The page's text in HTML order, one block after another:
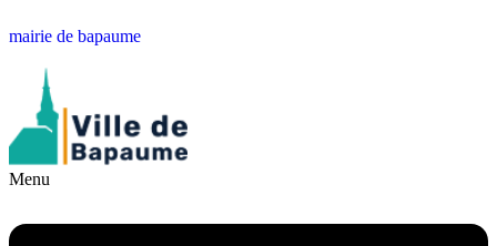
mairie de bapaume
Menu